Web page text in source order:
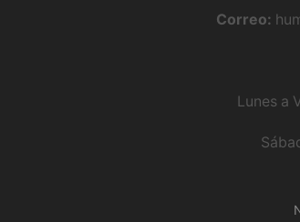
Correo:
Lunes a